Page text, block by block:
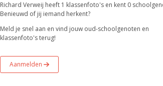
Richard Verweij heeft 1 klassenfoto's en kent 0
Benieuwd of jij iemand herkent?
Meld je snel aan en vind jouw oud-schoolgenoten en
klassenfoto's terug!
Aanmelden